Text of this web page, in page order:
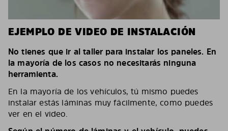
EJEMPLO DE VIDEO DE INSTALACIÓN
No tienes que ir al taller para instalar los paneles. En
la mayoría de los casos no necesitarás ninguna
herramienta.
En la mayoría de los vehículos, tú mismo puedes
instalar estás láminas muy fácilmente, como puedes
ver en el video.